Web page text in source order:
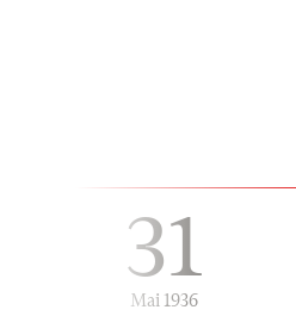
31
Mai 1936